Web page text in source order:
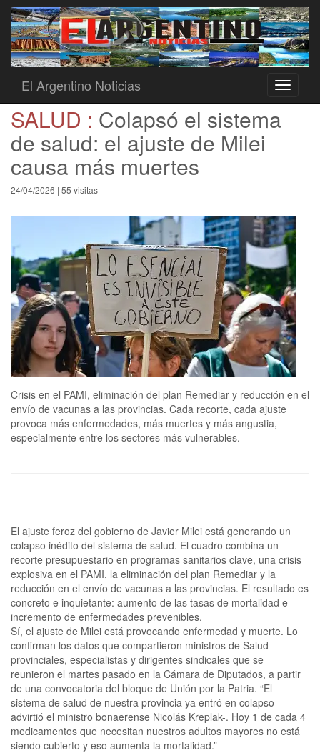
Toggle
El Argentino Noticias
SALUD : Colapsó el sistema
de salud: el ajuste de Milei
causa más muertes
24/04/2026 | 55 visitas
Crisis en el PAMI, eliminación del plan Remediar y reducción en el
envío de vacunas a las provincias. Cada recorte, cada ajuste
provoca más enfermedades, más muertes y más angustia,
especialmente entre los sectores más vulnerables.
El ajuste feroz del gobierno de Javier Milei está generando un
colapso inédito del sistema de salud. El cuadro combina un
recorte presupuestario en programas sanitarios clave, una crisis
explosiva en el PAMI, la eliminación del plan Remediar y la
reducción en el envío de vacunas a las provincias. El resultado es
concreto e inquietante: aumento de las tasas de mortalidad e
incremento de enfermedades prevenibles.
Sí, el ajuste de Milei está provocando enfermedad y muerte. Lo
confirman los datos que compartieron ministros de Salud
provinciales, especialistas y dirigentes sindicales que se
reunieron el martes pasado en la Cámara de Diputados, a partir
de una convocatoria del bloque de Unión por la Patria. “El
sistema de salud de nuestra provincia ya entró en colapso -
advirtió el ministro bonaerense Nicolás Kreplak-. Hoy 1 de cada 4
medicamentos que necesitan nuestros adultos mayores no está
siendo cubierto y eso aumenta la mortalidad.”